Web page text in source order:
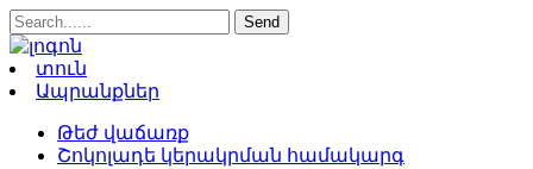
տուն
Ապրանքներ
Թեժ վաճառք
Շոկոլադե կերակրման համակարգ